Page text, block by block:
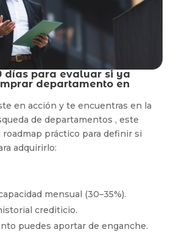
días para evaluar si ya
departamento en
en acción y te encuentras en la
de departamentos , este
práctico para definir si
adquirirlo:
mensual (30–35%).
crediticio.
puedes aportar de enganche.